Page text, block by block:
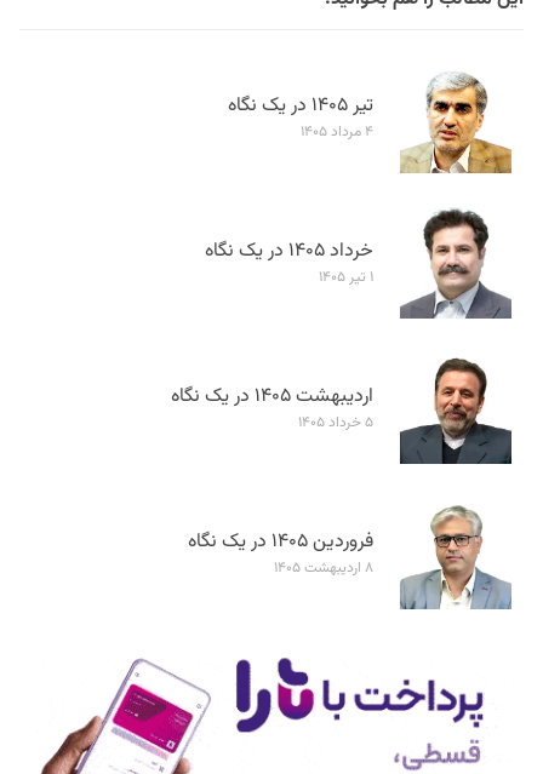
تیر ۱۴۰۵ در یک نگاه
۴ مرداد ۱۴۰۵
خرداد ۱۴۰۵ در یک نگاه
۱ تیر ۱۴۰۵
اردیبهشت ۱۴۰۵ در یک نگاه
۵ خرداد ۱۴۰۵
فروردین ۱۴۰۵ در یک نگاه
۸ اردیبهشت ۱۴۰۵